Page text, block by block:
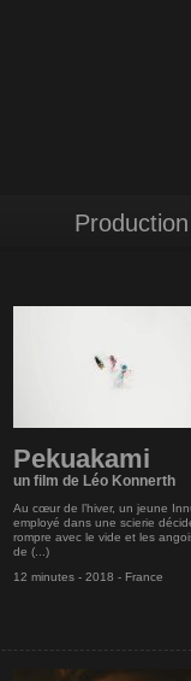
Production
Pekuakami
un film de Léo Konnerth
Au cœur de l’hiver, un jeune
employé dans une scierie
rompre avec le vide et les
de (...)
12 minutes - 2018 - France